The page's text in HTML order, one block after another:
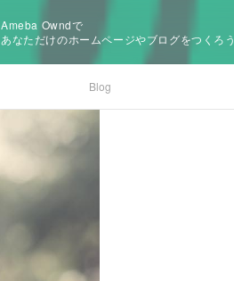
Ameba Owndで
あなただけのホームページやブログをつくろう
Blog